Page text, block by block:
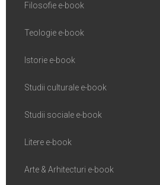
Filosofie e-book
Teologie e-book
Istorie e-book
Studii culturale e-book
Studii sociale e-book
Litere e-book
Arte & Arhitecturi e-book